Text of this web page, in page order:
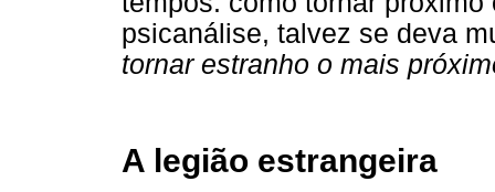
psicanálise, talvez se deva
tornar estranho o mais
A legião estrangeira